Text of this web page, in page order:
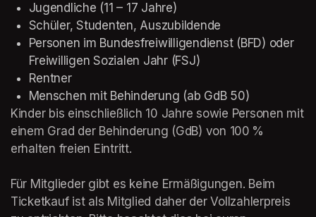
Jugendliche (11 – 17 Jahre)
Schüler, Studenten, Auszubildende
Personen im Bundesfreiwilligendienst (BFD) oder
Freiwilligen Sozialen Jahr (FSJ)
Rentner
Menschen mit Behinderung (ab GdB 50)
Kinder bis einschließlich 10 Jahre sowie Personen mit
einem Grad der Behinderung (GdB) von 100 %
erhalten freien Eintritt.
Für Mitglieder gibt es keine Ermäßigungen. Beim
Ticketkauf ist als Mitglied daher der Vollzahlerpreis